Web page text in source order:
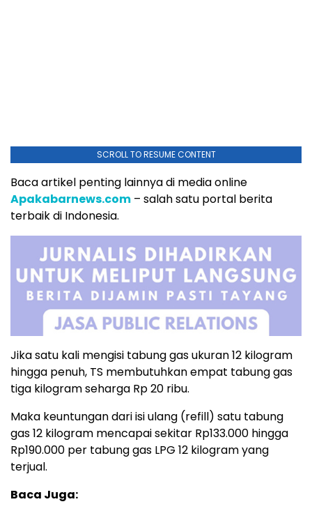
SCROLL TO RESUME CONTENT
Baca artikel penting lainnya di media online
Apakabarnews.com – salah satu portal berita
terbaik di Indonesia.
Jika satu kali mengisi tabung gas ukuran 12 kilogram
hingga penuh, TS membutuhkan empat tabung gas
tiga kilogram seharga Rp 20 ribu.
Maka keuntungan dari isi ulang (refill) satu tabung
gas 12 kilogram mencapai sekitar Rp133.000 hingga
Rp190.000 per tabung gas LPG 12 kilogram yang
terjual.
Baca Juga: